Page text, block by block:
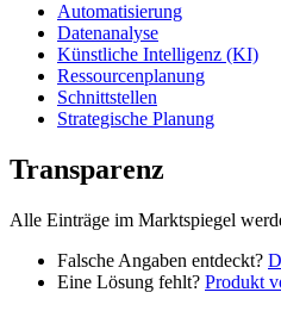
Automatisierung
Datenanalyse
Künstliche Intelligenz (KI)
Ressourcenplanung
Schnittstellen
Strategische Planung
Transparenz
Alle Einträge im Marktspiegel
Falsche Angaben entdeckt?
Eine Lösung fehlt? Produkt